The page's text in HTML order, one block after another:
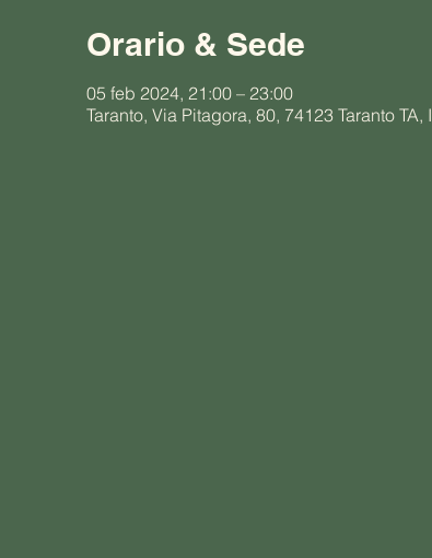
Orario & Sede
05 feb 2024, 21:00 – 23:00
Taranto, Via Pitagora, 80, 74123 Taranto TA,